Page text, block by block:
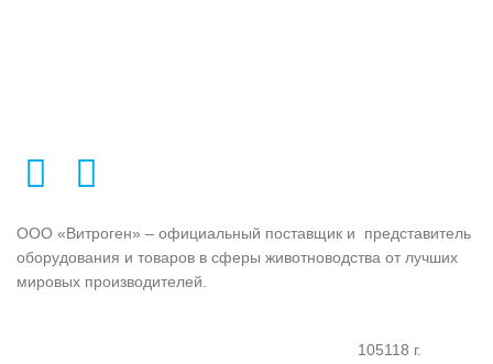
КРС, сочетает в себе
портативность, надежность,
Китая.
Рекомендуют:
ООО «Витроген» – официальный поставщик и представитель
оборудования и товаров в сферы животноводства от лучших
мировых производителей.
105118 г.